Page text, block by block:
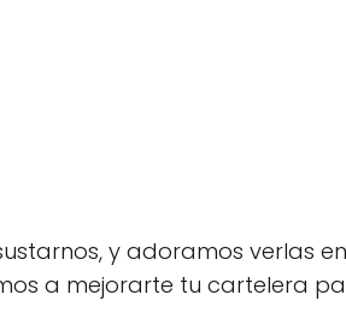
y adoramos verlas
a mejorarte tu cartelera